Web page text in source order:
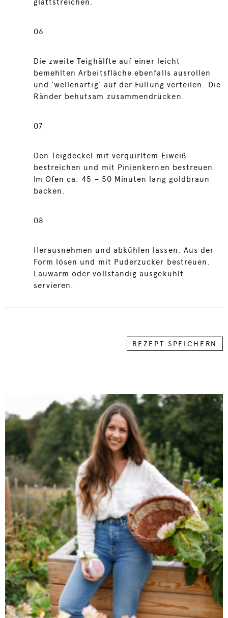
glattstreichen.
06
Die zweite Teighälfte auf einer leicht
bemehlten Arbeitsfläche ebenfalls ausrollen
und 'wellenartig' auf der Füllung verteilen. Die
Ränder behutsam zusammendrücken.
07
Den Teigdeckel mit verquirltem Eiweiß
bestreichen und mit Pinienkernen bestreuen.
Im Ofen ca. 45 – 50 Minuten lang goldbraun
backen.
08
Herausnehmen und abkühlen lassen. Aus der
Form lösen und mit Puderzucker bestreuen.
Lauwarm oder vollständig ausgekühlt
servieren.
REZEPT SPEICHERN